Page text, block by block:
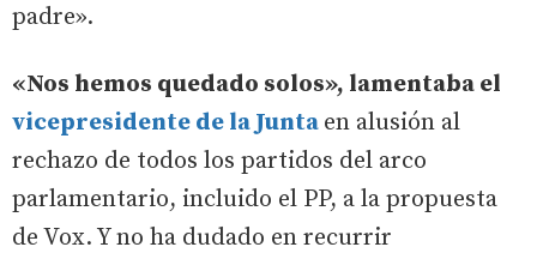
padre».
«Nos hemos quedado solos», lamentaba el
vicepresidente de la Junta en alusión al
rechazo de todos los partidos del arco
parlamentario, incluido el PP, a la propuesta
de Vox. Y no ha dudado en recurrir